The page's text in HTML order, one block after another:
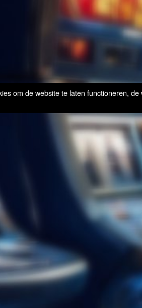
om de website te laten functioneren,